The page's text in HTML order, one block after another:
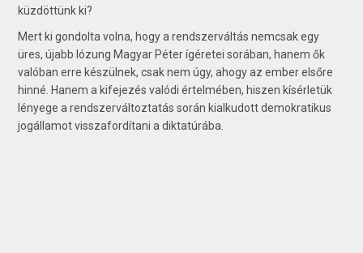
küzdöttünk ki?
Mert ki gondolta volna, hogy a rendszerváltás nemcsak egy
üres, újabb lózung Magyar Péter ígéretei sorában, hanem ők
valóban erre készülnek, csak nem úgy, ahogy az ember elsőre
hinné. Hanem a kifejezés valódi értelmében, hiszen kísérletük
lényege a rendszerváltoztatás során kialkudott demokratikus
jogállamot visszafordítani a diktatúrába.